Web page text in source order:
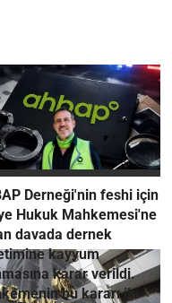
Derneği'nin feshi için
Hukuk Mahkemesi'ne
davada dernek
kayyum
karar verildi.
bu kararı ile